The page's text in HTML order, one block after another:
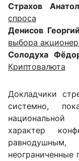
Страхов
спроса
Денисов Георгий
выбора
Солодуха
Криптовалюта
Докладчики
системно,
характер
неограниченные